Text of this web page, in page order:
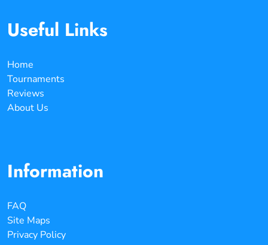
Useful Links
Home
Tournaments
Reviews
About Us
Information
FAQ
Site Maps
Privacy Policy